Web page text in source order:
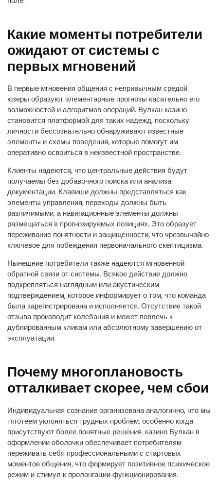
Какие моменты потребители
ожидают от системы с
первых мгновений
В первые мгновения общения с непривычным средой
юзеры образуют элементарные прогнозы касательно его
возможностей и алгоритмов операций. Вулкан казино
становится платформой для таких надежд, поскольку
личности бессознательно обнаруживают известные
элементы и схемы поведения, которые помогут им
оперативно освоиться в неизвестной пространстве.
Клиенты надеются, что центральные действия будут
получаемы без добавочного поиска или анализа
документации. Клавиши должны представляться как
элементы управления, переходы должны быть
различимыми, а навигационные элементы должны
размещаться в прогнозируемых позициях. Это образует
переживание понятности и защищенности, что чрезвычайно
ключевое для побеждения первоначального скептицизма.
Нынешние потребители также надеются мгновенной
обратной связи от системы. Всякое действие должно
подкрепляться наглядным или акустическим
подтверждением, которое информирует о том, что команда
была зарегистрирована и исполняется. Отсутствие такой
отзыва производит колебания и может повлечь к
дублированным кликам или абсолютному завершению от
эксплуатации.
Почему многоплановость
отталкивает скорее, чем сбои
Индивидуальная сознание организована аналогично, что мы
тяготеем уклоняться трудных проблем, особенно когда
присутствуют более понятные решения. казино Вулкан в
оформлении оболочки обеспечивает потребителям
переживать себя профессиональными с стартовых
моментов общения, что формирует позитивное психическое
режим и стимул к пролонгации функционирования.